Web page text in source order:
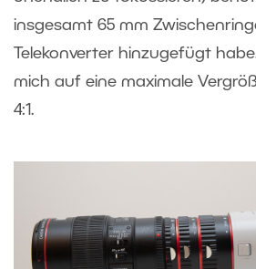
insgesamt 65 mm
Telekonverter hinzugefügt
mich auf eine maximale
4:1.